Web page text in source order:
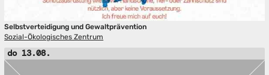
Selbstverteidigung und Gewaltprävention
Sozial-Ökologisches Zentrum
do 13.08.